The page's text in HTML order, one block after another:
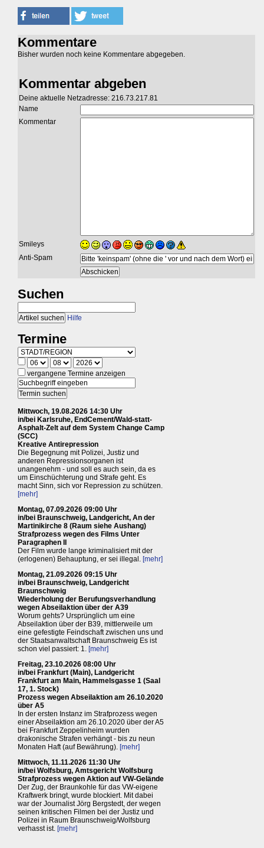
Kommentare
Bisher wurden noch keine Kommentare abgegeben.
Kommentar abgeben
Deine aktuelle Netzadresse: 216.73.217.81
Name
Kommentar
Smileys
Anti-Spam
Suchen
Hilfe
Termine
vergangene Termine anzeigen
Mittwoch, 19.08.2026 14:30 Uhr
in/bei Karlsruhe, EndCement/Wald-statt-
Asphalt-Zelt auf dem System Change Camp
(SCC)
Kreative Antirepression
Die Begegnung mit Polizei, Justiz und
anderen Repressionsorganen ist
unangenehm - und soll es auch sein, da es
um Einschüchterung und Strafe geht. Es
macht Sinn, sich vor Repression zu schützen.
[mehr]
Montag, 07.09.2026 09:00 Uhr
in/bei Braunschweig, Landgericht, An der
Martinikirche 8 (Raum siehe Aushang)
Strafprozess wegen des Films Unter
Paragraphen II
Der Film wurde lange kriminalisiert mit der
(erlogenen) Behauptung, er sei illegal. [mehr]
Montag, 21.09.2026 09:15 Uhr
in/bei Braunschweig, Landgericht
Braunschweig
Wiederholung der Berufungsverhandlung
wegen Abseilaktion über der A39
Worum gehts? Ursprünglich um eine
Abseilaktion über der B39, mittlerweile um
eine gefestigte Feindschaft zwischen uns und
der Staatsanwaltschaft Braunschweig Es ist
schon viel passiert: 1. [mehr]
Freitag, 23.10.2026 08:00 Uhr
in/bei Frankfurt (Main), Landgericht
Frankfurt am Main, Hammelsgasse 1 (Saal
17, 1. Stock)
Prozess wegen Abseilaktion am 26.10.2020
über A5
In der ersten Instanz im Strafprozess wegen
einer Abseilaktion am 26.10.2020 über der A5
bei Frankfurt Zeppelinheim wurden
drakonische Strafen verhängt - bis zu neun
Monaten Haft (auf Bewährung). [mehr]
Mittwoch, 11.11.2026 11:30 Uhr
in/bei Wolfsburg, Amtsgericht Wolfsburg
Strafprozess wegen Aktion auf VW-Gelände
Der Zug, der Braunkohle für das VW-eigene
Kraftwerk bringt, wurde blockiert. Mit dabei
war der Journalist Jörg Bergstedt, der wegen
seinen kritischen Filmen bei der Justiz und
Polizei in Raum Braunschweig/Wolfsburg
verhasst ist. [mehr]